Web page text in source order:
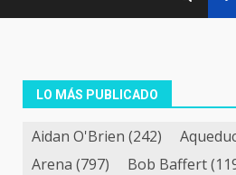
LO MÁS PUBLICADO
Aidan O'Brien (242)
Arena (797) Bob Baffert